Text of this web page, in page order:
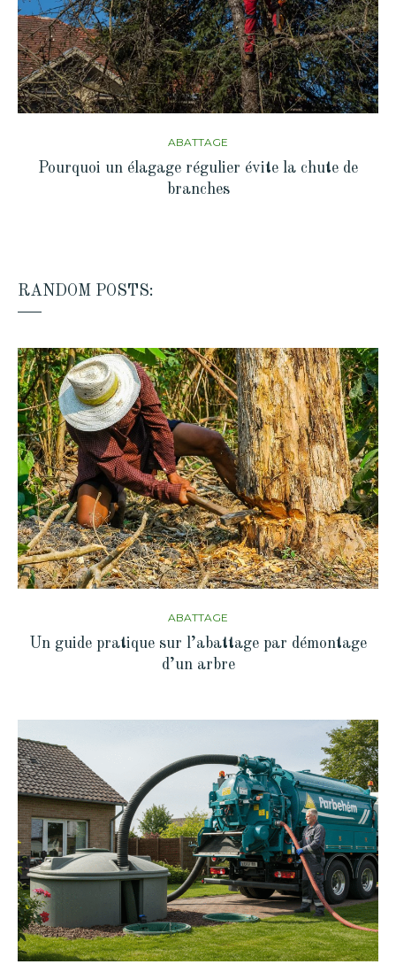
ABATTAGE
Pourquoi un élagage régulier évite la chute de
branches
RANDOM POSTS:
ABATTAGE
Un guide pratique sur l’abattage par démontage
d’un arbre